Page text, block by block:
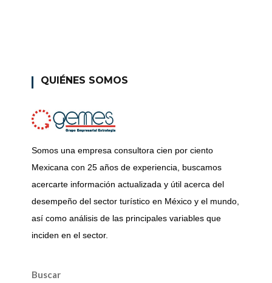
QUIÉNES SOMOS
Somos una empresa consultora cien por ciento
Mexicana con 25 años de experiencia, buscamos
acercarte información actualizada y útil acerca del
desempeño del sector turístico en México y el mundo,
así como análisis de las principales variables que
inciden en el sector.
Buscar